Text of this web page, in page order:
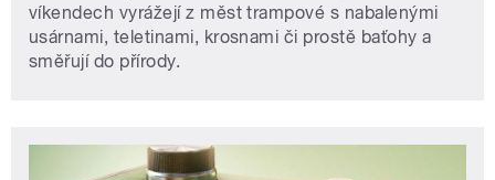
víkendech vyrážejí z měst trampové s nabalenými
usárnami, teletinami, krosnami či prostě baťohy a
směřují do přírody.